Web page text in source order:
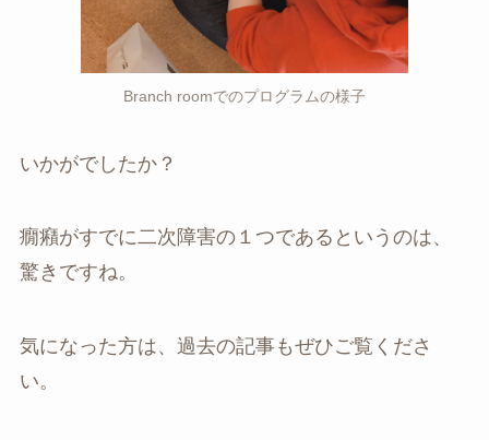
Branch roomでのプログラムの様子
いかがでしたか？
癇癪がすでに二次障害の１つであるというのは、
驚きですね。
気になった方は、過去の記事もぜひご覧くださ
い。